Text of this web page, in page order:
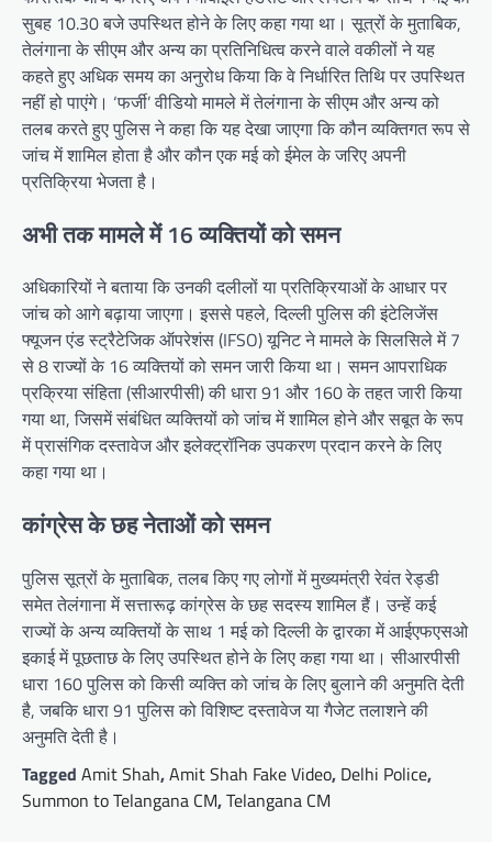
सुबह 10.30 बजे उपस्थित होने के लिए कहा गया था। सूत्रों के मुताबिक,
तेलंगाना के सीएम और अन्य का प्रतिनिधित्व करने वाले वकीलों ने यह
कहते हुए अधिक समय का अनुरोध किया कि वे निर्धारित तिथि पर उपस्थित
नहीं हो पाएंगे। ‘फर्जी’ वीडियो मामले में तेलंगाना के सीएम और अन्य को
तलब करते हुए पुलिस ने कहा कि यह देखा जाएगा कि कौन व्यक्तिगत रूप से
जांच में शामिल होता है और कौन एक मई को ईमेल के जरिए अपनी
प्रतिक्रिया भेजता है।
अभी तक मामले में 16 व्यक्तियों को समन
अधिकारियों ने बताया कि उनकी दलीलों या प्रतिक्रियाओं के आधार पर
जांच को आगे बढ़ाया जाएगा। इससे पहले, दिल्ली पुलिस की इंटेलिजेंस
फ्यूजन एंड स्ट्रैटेजिक ऑपरेशंस (IFSO) यूनिट ने मामले के सिलसिले में 7
से 8 राज्यों के 16 व्यक्तियों को समन जारी किया था। समन आपराधिक
प्रक्रिया संहिता (सीआरपीसी) की धारा 91 और 160 के तहत जारी किया
गया था, जिसमें संबंधित व्यक्तियों को जांच में शामिल होने और सबूत के रूप
में प्रासंगिक दस्तावेज और इलेक्ट्रॉनिक उपकरण प्रदान करने के लिए
कहा गया था।
कांग्रेस के छह नेताओं को समन
पुलिस सूत्रों के मुताबिक, तलब किए गए लोगों में मुख्यमंत्री रेवंत रेड्डी
समेत तेलंगाना में सत्तारूढ़ कांग्रेस के छह सदस्य शामिल हैं। उन्हें कई
राज्यों के अन्य व्यक्तियों के साथ 1 मई को दिल्ली के द्वारका में आईएफएसओ
इकाई में पूछताछ के लिए उपस्थित होने के लिए कहा गया था। सीआरपीसी
धारा 160 पुलिस को किसी व्यक्ति को जांच के लिए बुलाने की अनुमति देती
है, जबकि धारा 91 पुलिस को विशिष्ट दस्तावेज या गैजेट तलाशने की
अनुमति देती है।
Tagged Amit Shah,Amit Shah Fake Video, Delhi Police,
Summon to Telangana CM,Telangana CM